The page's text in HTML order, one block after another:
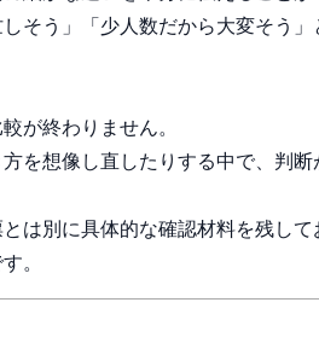
そう」「少人数だから大変そう
が終わりません。
を想像し直したりする中で、判断
は別に具体的な確認材料を残して
。